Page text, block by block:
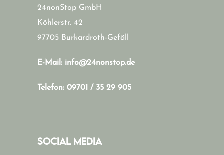
24nonStop GmbH
Köhlerstr. 42
97705 Burkardroth-Gefäll
E-Mail: info@24nonstop.de
Telefon: 09701 / 35 29 905
SOCIAL MEDIA